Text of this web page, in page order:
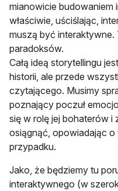
mianowicie budowaniem
właściwie, uściślając,
muszą być interaktywne.
paradoksów.
Całą ideą storytellingu
historii, ale przede
czytającego. Musimy
poznający poczuł
się w rolę jej bohaterów i
osiągnąć, opowiadając o
przypadku.
Jako, że będziemy tu
interaktywnego (w